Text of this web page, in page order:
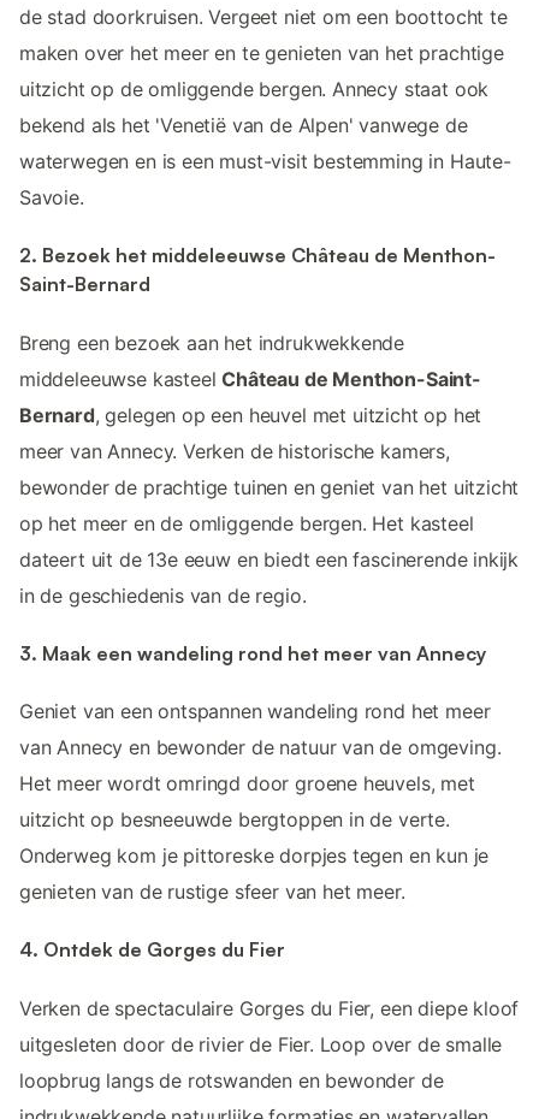
de stad doorkruisen. Vergeet niet om een boottocht te
maken over het meer en te genieten van het prachtige
uitzicht op de omliggende bergen. Annecy staat ook
bekend als het 'Venetië van de Alpen' vanwege de
waterwegen en is een must-visit bestemming in Haute-
Savoie.
2. Bezoek het middeleeuwse Château de Menthon-
Saint-Bernard
Breng een bezoek aan het indrukwekkende
middeleeuwse kasteelChâteau de Menthon-Saint-
Bernard, gelegen op een heuvel met uitzicht op het
meer van Annecy. Verken de historische kamers,
bewonder de prachtige tuinen en geniet van het uitzicht
op het meer en de omliggende bergen. Het kasteel
dateert uit de 13e eeuw en biedt een fascinerende inkijk
in de geschiedenis van de regio.
3. Maak een wandeling rond het meer van Annecy
Geniet van een ontspannen wandeling rond het meer
van Annecy en bewonder de natuur van de omgeving.
Het meer wordt omringd door groene heuvels, met
uitzicht op besneeuwde bergtoppen in de verte.
Onderweg kom je pittoreske dorpjes tegen en kun je
genieten van de rustige sfeer van het meer.
4. Ontdek de Gorges du Fier
Verken de spectaculaire Gorges du Fier, een diepe kloof
uitgesleten door de rivier de Fier. Loop over de smalle
loopbrug langs de rotswanden en bewonder de